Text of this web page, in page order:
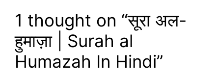
1 thought on “सूरा अल-
हुमाज़ा | Surah al
Humazah In Hindi”